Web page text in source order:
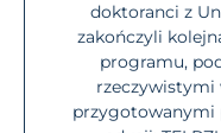
doktoranci z
zakończyli
programu,
rzeczywistymi
przygotowanymi